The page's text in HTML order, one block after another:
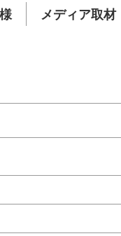
メディア取材